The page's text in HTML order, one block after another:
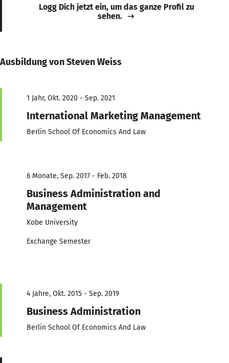
Logg Dich jetzt ein, um das ganze Profil zu
sehen.
Ausbildung von Steven Weiss
1 Jahr, Okt. 2020 - Sep. 2021
International Marketing Management
Berlin School Of Economics And Law
6 Monate, Sep. 2017 - Feb. 2018
Business Administration and
Management
Kobe University
Exchange Semester
4 Jahre, Okt. 2015 - Sep. 2019
Business Administration
Berlin School Of Economics And Law